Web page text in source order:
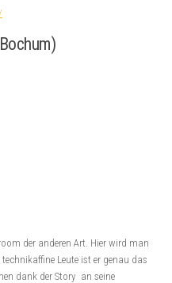
der anderen Art. Hier wird man
Leute ist er genau das
dank der Story an seine